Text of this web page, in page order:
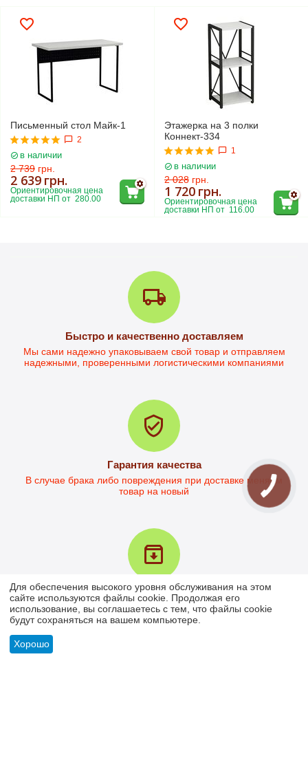
Письменный стол Майк-1
2
в наличии
2 739 грн.
2 639 грн.
Ориентировочная цена
доставки НП от  280.00
Этажерка на 3 полки
Коннект-334
1
в наличии
2 028 грн.
1 720 грн.
Ориентировочная цена
доставки НП от  116.00
Письменный стол Дейв-1
в наличии
Стол письменный Дейв-2L
в наличии
Ориентировочная цена
доставки НП от  284.00
4 196 грн.
3 093грн.
Ориентировочная цена
доставки НП от  285.00
Быстро и качественно доставляем
Мы сами надежно упаковываем свой товар и отправляем
надежными, проверенными логистическими компаниями
Гарантия качества
В случае брака либо повреждения при доставке меняем
товар на новый
Возврат товара в течение 30 дней
У вас есть 30 дней для того, чтобы протестировать вашу
покупку
Для обеспечения высокого уровня обслуживания на этом
сайте используются файлы cookie. Продолжая его
использование, вы соглашаетесь с тем, что файлы cookie
будут сохраняться на вашем компьютере.
Хорошо